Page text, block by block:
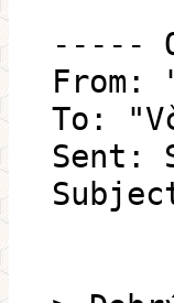
-----
From:
To:
Sent: